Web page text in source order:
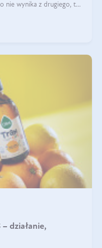
nie wynika z drugiego, to
działanie,